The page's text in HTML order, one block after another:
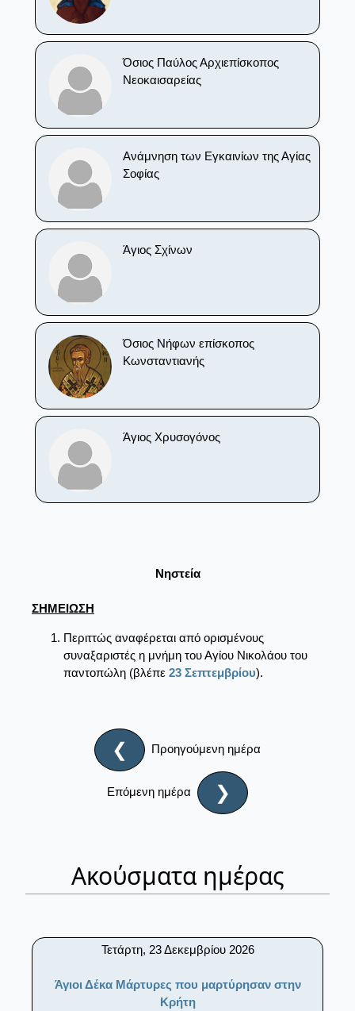
Όσιος Παύλος Αρχιεπίσκοπος
Νεοκαισαρείας
Ανάμνηση των Εγκαινίων της Αγίας
Σοφίας
Άγιος Σχίνων
Όσιος Νήφων επίσκοπος
Κωνσταντιανής
Άγιος Χρυσογόνος
Νηστεία
ΣΗΜΕΙΩΣΗ
Περιττώς αναφέρεται από ορισμένους
συναξαριστές η μνήμη του Αγίου Νικολάου του
παντοπώλη (βλέπε 23 Σεπτεμβρίου).
❮ Προηγούμενη ημέρα
Επόμενη ημέρα ❯
Ακούσματα ημέρας
Τετάρτη, 23 Δεκεμβρίου 2026
Άγιοι Δέκα Μάρτυρες που μαρτύρησαν στην
Κρήτη